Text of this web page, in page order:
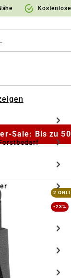
Sale: Bis zu
2
-23%